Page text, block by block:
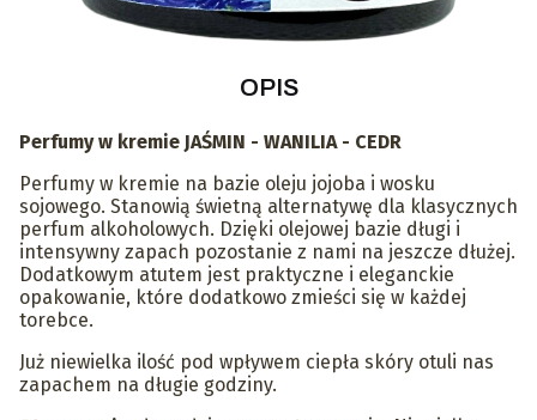
OPIS
Perfumy w kremie JAŚMIN - WANILIA - CEDR
Perfumy w kremie na bazie oleju jojoba i wosku
sojowego. Stanowią świetną alternatywę dla klasycznych
perfum alkoholowych. Dzięki olejowej bazie długi i
intensywny zapach pozostanie z nami na jeszcze dłużej.
Dodatkowym atutem jest praktyczne i eleganckie
opakowanie, które dodatkowo zmieści się w każdej
torebce.
Już niewielka ilość pod wpływem ciepła skóry otuli nas
zapachem na długie godziny.